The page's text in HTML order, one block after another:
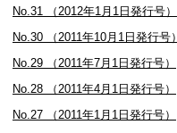
No.31 （2012年1月1日発行号）
No.30 （2011年10月1日発行号）
No.29 （2011年7月1日発行号）
No.28 （2011年4月1日発行号）
No.27 （2011年1月1日発行号）